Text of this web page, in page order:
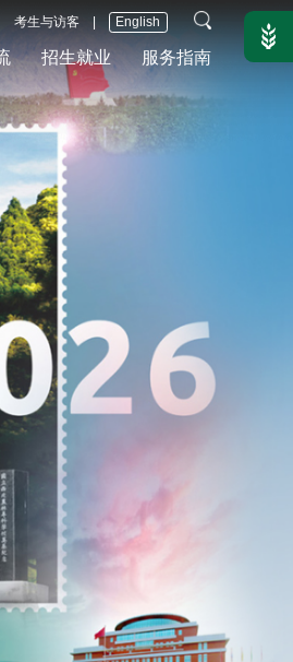
考生与访客 English
招生就业 服务指南